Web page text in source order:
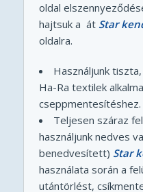
oldal
hajtsuk a át Star
oldalra.
Használjunk
Ha-Ra textilek
cseppmentesítéshez.
Teljesen száraz
használjunk nedves
benedvesített) Star
használata során a
utántörlést,